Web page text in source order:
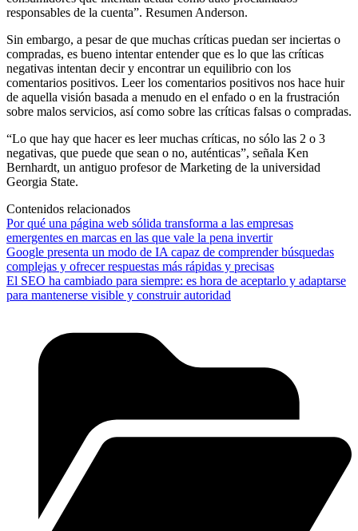
responsables de la cuenta”. Resumen Anderson.
Sin embargo, a pesar de que muchas críticas puedan ser inciertas o
compradas, es bueno intentar entender que es lo que las críticas
negativas intentan decir y encontrar un equilibrio con los
comentarios positivos. Leer los comentarios positivos nos hace huir
de aquella visión basada a menudo en el enfado o en la frustración
sobre malos servicios, así como sobre las críticas falsas o compradas.
“Lo que hay que hacer es leer muchas críticas, no sólo las 2 o 3
negativas, que puede que sean o no, auténticas”, señala Ken
Bernhardt, un antiguo profesor de Marketing de la universidad
Georgia State.
Contenidos relacionados
Por qué una página web sólida transforma a las empresas
emergentes en marcas en las que vale la pena invertir
Google presenta un modo de IA capaz de comprender búsquedas
complejas y ofrecer respuestas más rápidas y precisas
El SEO ha cambiado para siempre: es hora de aceptarlo y adaptarse
para mantenerse visible y construir autoridad